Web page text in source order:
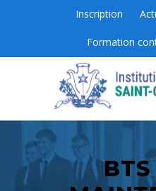
Inscription
Formation